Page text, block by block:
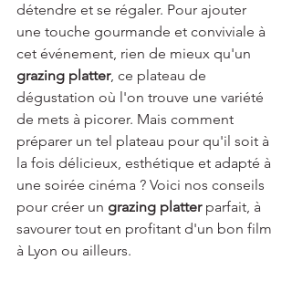
détendre et se régaler. Pour ajouter
une touche gourmande et conviviale à
cet événement, rien de mieux qu'un
grazing platter, ce plateau de
dégustation où l'on trouve une variété
de mets à picorer. Mais comment
préparer un tel plateau pour qu'il soit à
la fois délicieux, esthétique et adapté à
une soirée cinéma ? Voici nos conseils
pour créer un grazing platter parfait, à
savourer tout en profitant d'un bon film
à Lyon ou ailleurs.